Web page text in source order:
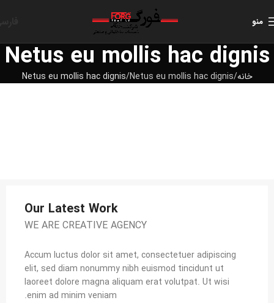
منو
Netus eu mollis hac dignis
خانه Netus eu mollis hac dignis Netus eu mollis hac dignis
Our Latest Work
WE ARE CREATIVE AGENCY
Accum luctus dolor sit amet, consectetuer adipiscing
elit, sed diam nonummy nibh euismod tincidunt ut
laoreet dolore magna aliquam erat volutpat. Ut wisi
enim ad minim veniam.